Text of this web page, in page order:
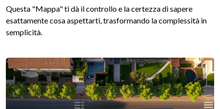
Questa "Mappa" ti dà il controllo e la certezza di sapere
esattamente cosa aspettarti, trasformando la complessità in
semplicità.